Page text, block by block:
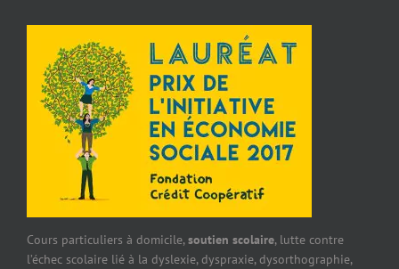
Cours particuliers à domicile, soutien scolaire, lutte contre
l’échec scolaire lié à la dyslexie, dyspraxie, dysorthographie,